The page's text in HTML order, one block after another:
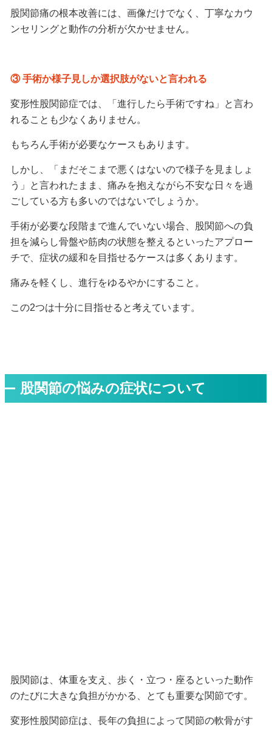
股関節痛の根本改善には、画像だけでなく、丁寧なカウ
ンセリングと動作の分析が欠かせません。
③ 手術か様子見しか選択肢がないと言われる
変形性股関節症では、「進行したら手術ですね」と言わ
れることも少なくありません。
もちろん手術が必要なケースもあります。
しかし、「まだそこまで悪くはないので様子を見ましょ
う」と言われたまま、痛みを抱えながら不安な日々を過
ごしている方も多いのではないでしょうか。
手術が必要な段階まで進んでいない場合、股関節への負
担を減らし骨盤や筋肉の状態を整えるといったアプロー
チで、症状の緩和を目指せるケースは多くあります。
痛みを軽くし、進行をゆるやかにすること。
この2つは十分に目指せると考えています。
股関節の悩みの症状について
股関節は、体重を支え、歩く・立つ・座るといった動作
のたびに大きな負担がかかる、とても重要な関節です。
変形性股関節症は、長年の負担によって関節の軟骨がす